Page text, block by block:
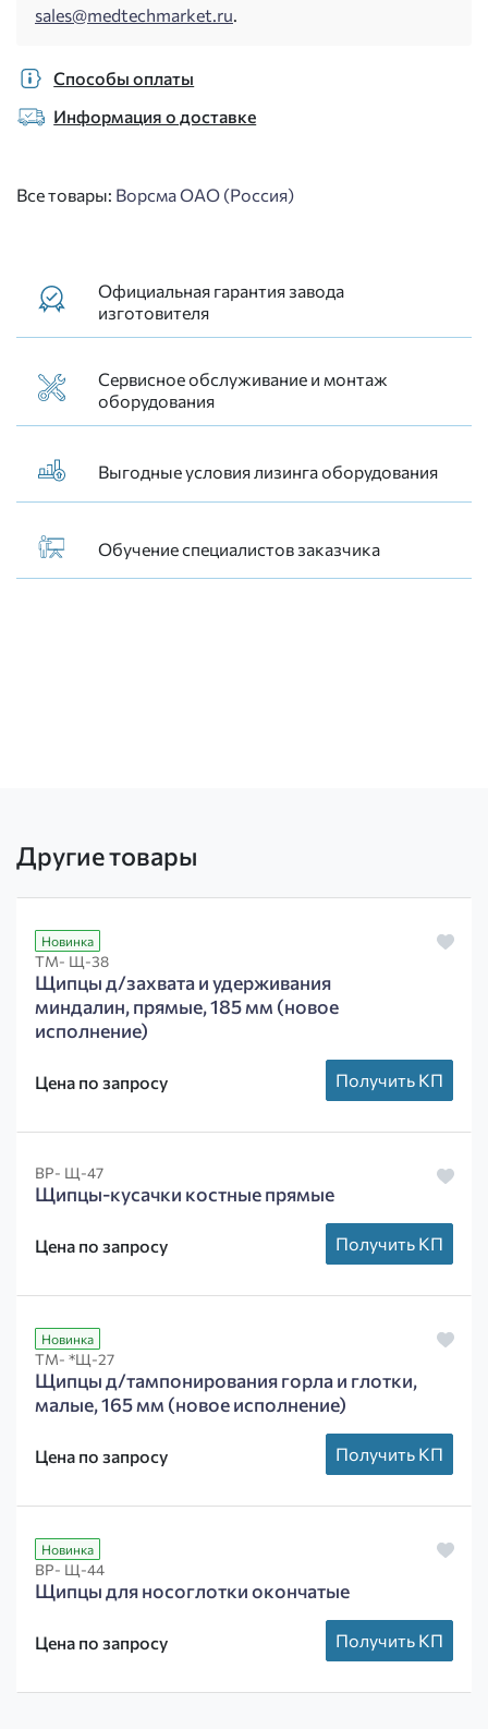
sales@medtechmarket.ru.
Способы оплаты
Информация о доставке
Все товары: Ворсма ОАО (Россия)
Официальная гарантия завода
изготовителя
Сервисное обслуживание и монтаж
оборудования
Выгодные условия лизинга оборудования
Обучение специалистов заказчика
Другие товары
Новинка
ТМ- Щ-38
Щипцы д/захвата и удерживания
миндалин, прямые, 185 мм (новое
исполнение)
Цена по запросу Получить КП
ВР- Щ-47
Щипцы-кусачки костные прямые
Цена по запросу Получить КП
Новинка
ТМ- *Щ-27
Щипцы д/тампонирования горла и глотки,
малые, 165 мм (новое исполнение)
Цена по запросу Получить КП
Новинка
ВР- Щ-44
Щипцы для носоглотки окончатые
Цена по запросу Получить КП